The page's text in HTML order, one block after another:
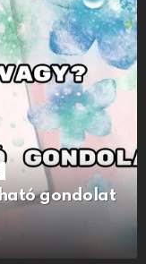
gondolat